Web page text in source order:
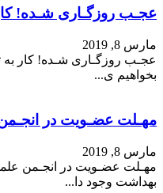
عجـب روزگـاری شـده!
مارس 8, 2019
عجـب روزگـاری شـده! کار به
بخواهیم ی...
مهـلت عضـویت در انجـمن علمی
مارس 8, 2019
بهداشت وجود دا...